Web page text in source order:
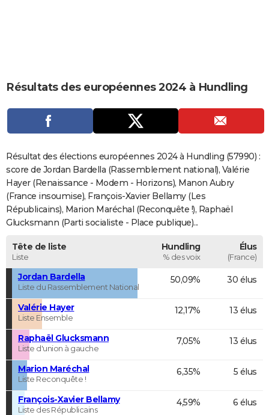
CARTE DE VOEUX
Carte de Noël
Carte Bonne année
Carte Saint-Valentin
Carte Pâques
Carte d'anniversaire
DICTIONNAIRE
Dictionnaire
Biographies
Citations
Expressions
Proverbes
PROGRAMME TV
COPAINS D'AVANT
S'inscrire
Se connecter
Lycées
Collèges
Primaires
Universités
Entreprises
Service militaire
Avis de recherche
AVIS DE DÉCÈS
FORUM
Résultats des européennes 2024 à Hundling
Résultat des élections européennes 2024 à Hundling (57990) :
score de Jordan Bardella (Rassemblement national), Valérie
Hayer (Renaissance - Modem - Horizons), Manon Aubry
(France insoumise), François-Xavier Bellamy (Les
Républicains), Marion Maréchal (Reconquête !), Raphaël
Glucksmann (Parti socialiste - Place publique)...
Tête de liste
Liste
Hundling
% des voix
Élus
(France)
Jordan Bardella
Liste du Rassemblement National
50,09% 30 élus
Valérie Hayer
Liste Ensemble
12,17% 13 élus
Raphaël Glucksmann
Liste d'union à gauche
7,05% 13 élus
Marion Maréchal
Liste Reconquête !
6,35% 5 élus
François-Xavier Bellamy
Liste des Républicains
4,59% 6 élus